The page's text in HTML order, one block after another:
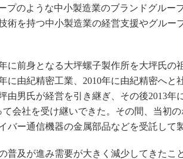
プのような中小製造業のブランドグルー
術を持つ中小製造業の経営支援やグルー
に前身となる大坪螺子製作所を大坪氏の
に由紀精密工業、2010年に由紀精密へと
由男氏が経営を引き継ぎ、その後2013年
て会社を受け継いできた。その間、当初
バー通信機器の金属部品などを受託して
及が進み需要が大きく減少してきたこ